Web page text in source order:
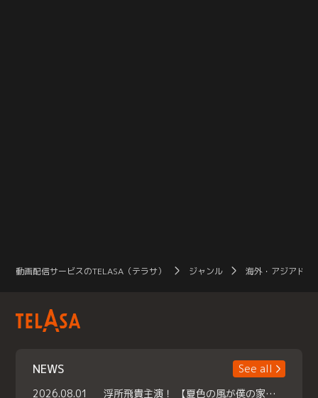
動画配信サービスのTELASA（テラサ） ジャンル 海外・アジアドラ
NEWS
See all
2026.08.01
浮所飛貴主演！ 【夏色の風が僕の家にやってきた】 本日よりテラサで独占配信スタート！